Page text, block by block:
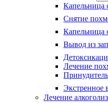
Капельница
Снятие
Капельница
Вывод из
Лечение
Экстренное
Лечение